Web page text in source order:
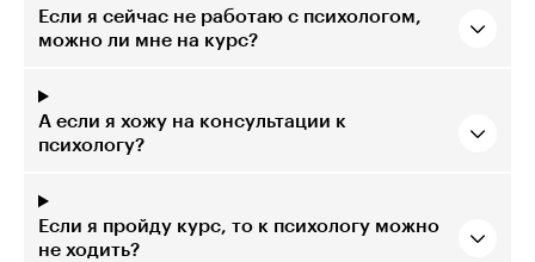
Если я сейчас не работаю с психологом,
можно ли мне на курс?
А если я хожу на консультации к
психологу?
Если я пройду курс, то к психологу можно
не ходить?